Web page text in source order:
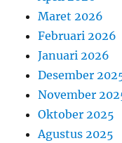
Maret 2026
Februari 2026
Januari 2026
Desember
November
Oktober 2025
Agustus 2025